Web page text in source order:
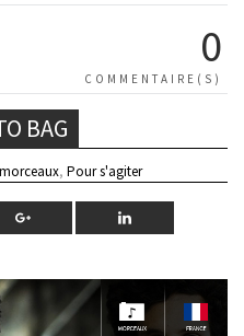
0
COMMENTAIRE(S)
BAG
, Pour s'agiter